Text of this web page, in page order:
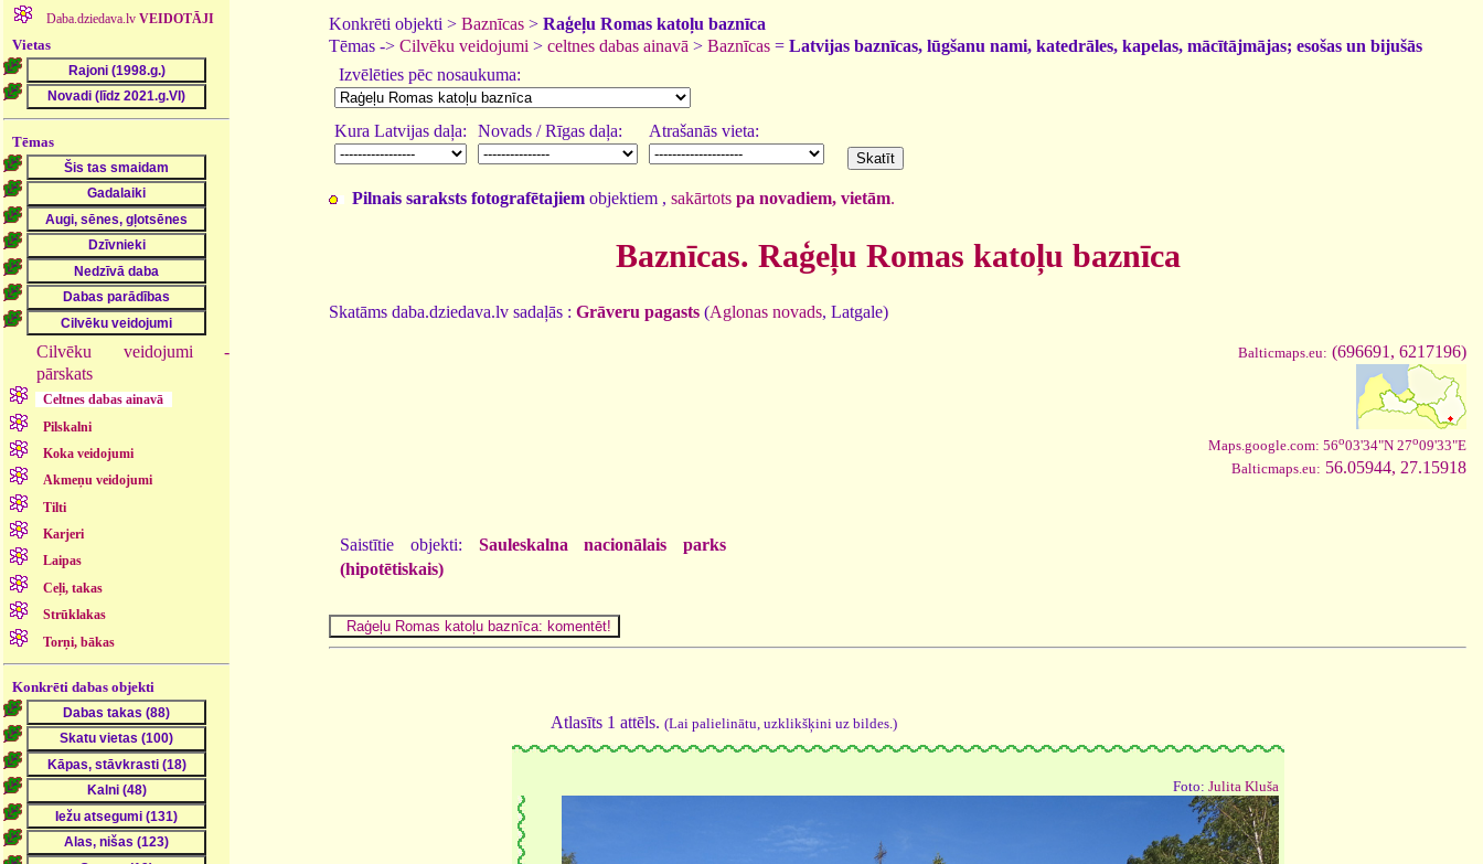
Daba.dziedava.lv VEIDOTĀJI
Vietas
Tēmas
Cilvēku veidojumi -
pārskats
Celtnes dabas ainavā
Pilskalni
Koka veidojumi
Akmeņu veidojumi
Tilti
Karjeri
Laipas
Ceļi, takas
Strūklakas
Torņi, bākas
Konkrēti dabas objekti
Konkrēti objekti > Baznīcas > Raģeļu Romas katoļu baznīca
Tēmas -> Cilvēku veidojumi > celtnes dabas ainavā > Baznīcas = Latvijas baznīcas, lūgšanu nami, katedrāles, kapelas, mācītājmājas; esošas un bijušās
Izvēlēties pēc nosaukuma:
Kura Latvijas daļa: Novads / Rīgas daļa: Atrašanās vieta:
Pilnais saraksts fotografētajiem objektiem , sakārtots pa novadiem, vietām.
Baznīcas. Raģeļu Romas katoļu baznīca
Skatāms daba.dziedava.lv sadaļās : Grāveru pagasts (Aglonas novads, Latgale)
Balticmaps.eu: (696691, 6217196)
Maps.google.com: 56o03'34"N 27o09'33"E
Balticmaps.eu: 56.05944, 27.15918
Saistītie objekti: Sauleskalna nacionālais parks
(hipotētiskais)
Atlasīts 1 attēls. (Lai palielinātu, uzklikšķini uz bildes.)
Foto: Julita Kluša